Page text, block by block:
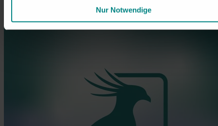
Nur Notwendige
automatisch, ohne Kosten und Verpflichtungen.